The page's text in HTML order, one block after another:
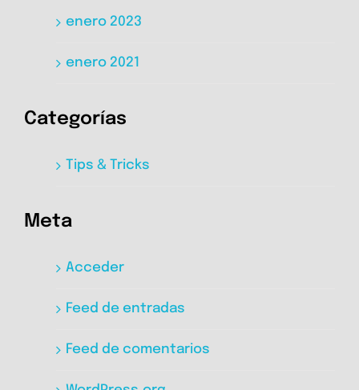
enero 2023
enero 2021
Categorías
Tips & Tricks
Meta
Acceder
Feed de entradas
Feed de comentarios